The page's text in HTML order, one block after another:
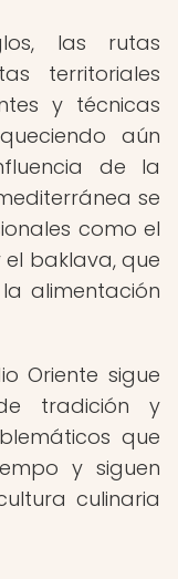
las rutas
territoriales
y técnicas
aún
de la
se
como el
el baklava, que
alimentación
Oriente sigue
tradición y
que
y siguen
culinaria